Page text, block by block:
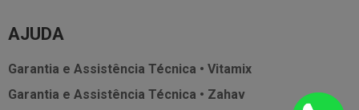
AJUDA
Garantia e Assistência Técnica • Vitamix
Garantia e Assistência Técnica • Zahav